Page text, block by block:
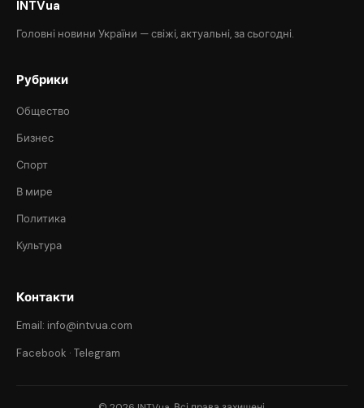
INTVua
Головні новини України — свіжі, актуальні, за сьогодні.
Рубрики
Общество
Бизнес
Спорт
В мире
Политика
Культура
Контакти
Email: info@intvua.com
Facebook · Telegram